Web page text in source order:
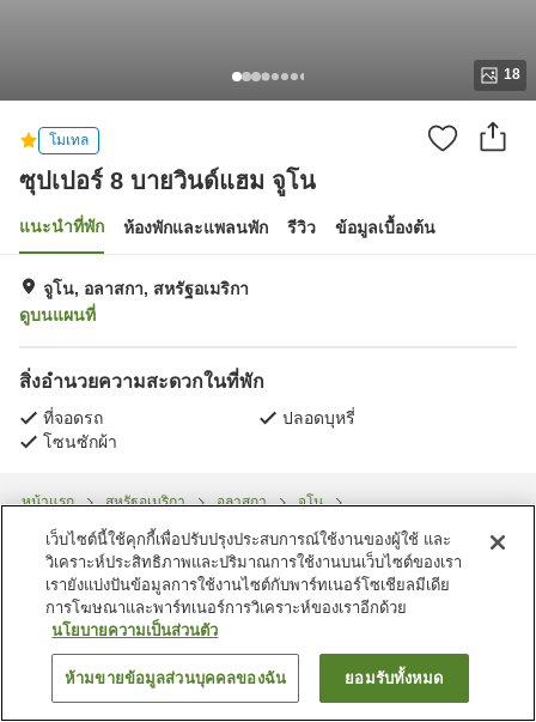
18
โมเทล
ซุปเปอร์ 8 บายวินด์แฮม จูโน
แนะนำที่พัก ห้องพักและแพลนพัก รีวิว ข้อมูลเบื้องต้น
จูโน, อลาสกา, สหรัฐอเมริกา
ดูบนแผนที่
สิ่งอำนวยความสะดวกในที่พัก
ที่จอดรถ
ปลอดบุหรี่
โซนซักผ้า
หน้าแรก สหรัฐอเมริกา อลาสกา
จูโน
ซุปเปอร์ 8 บายวินด์แฮม จูโน
ค้นหาห้องพัก
เว็บไซต์นี้ใช้คุกกี้เพื่อปรับปรุงประสบการณ์ใช้งานของผู้ใช้ และ
วิเคราะห์ประสิทธิภาพและปริมาณการใช้งานบนเว็บไซต์ของเรา
เรายังแบ่งปันข้อมูลการใช้งานไซต์กับพาร์ทเนอร์โซเชียลมีเดีย
การโฆษณาและพาร์ทเนอร์การวิเคราะห์ของเราอีกด้วย
นโยบายความเป็นส่วนตัว
ห้ามขายข้อมูลส่วนบุคคลของฉัน ยอมรับทั้งหมด